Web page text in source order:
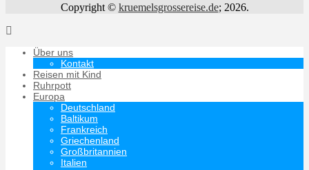
Copyright © kruemelsgrossereise.de; 2026.
Über uns
Kontakt
Reisen mit Kind
Ruhrpott
Europa
Deutschland
Baltikum
Frankreich
Griechenland
Großbritannien
Italien